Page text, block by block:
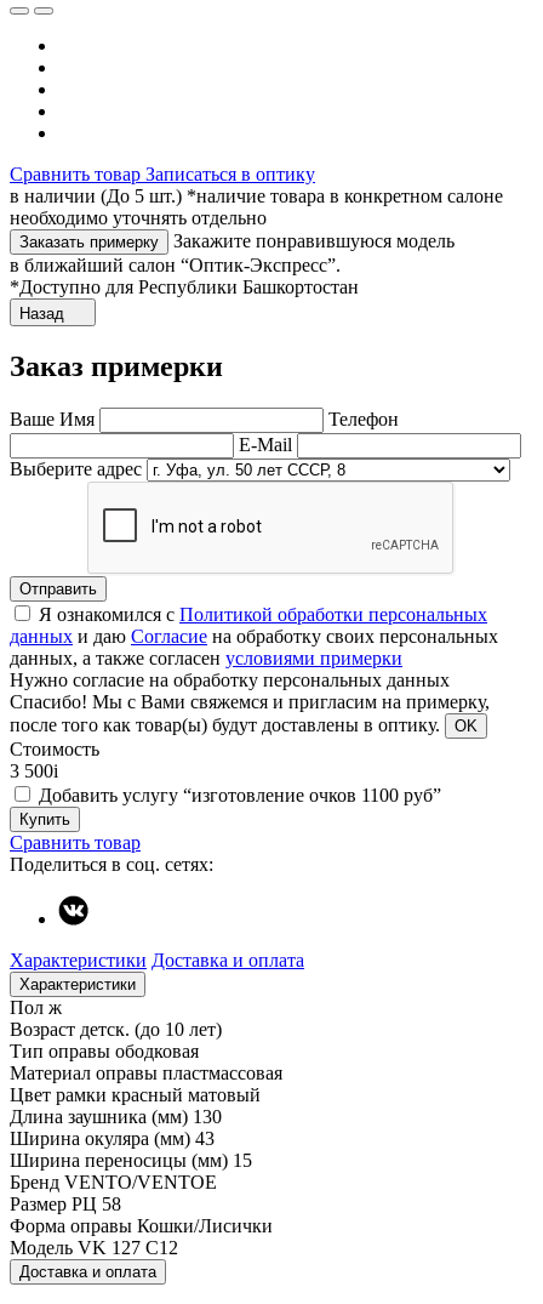
Сравнить товар Записаться в оптику
в наличии (До 5 шт.) *наличие товара в конкретном салоне
необходимо уточнять отдельно
Заказать примерку
Закажите понравившуюся модель
в ближайший салон “Оптик-Экспресс”.
*Доступно для Республики Башкортостан
Назад
Заказ примерки
Ваше Имя
Телефон
E-Mail
Выберите адрес
Отправить
Я ознакомился с Политикой обработки персональных
данных и даю Согласие на обработку своих персональных
данных, а также согласен условиями примерки
Нужно согласие на обработку персональных данных
Спасибо! Мы с Вами свяжемся и пригласим на примерку,
после того как товар(ы) будут доставлены в оптику.
OK
Стоимость
3 500i
Добавить услугу “изготовление очков 1100 руб”
Купить
Сравнить товар
Поделиться в соц. сетях:
Характеристики Доставка и оплата
Характеристики
Пол ж
Возраст детск. (до 10 лет)
Тип оправы ободковая
Материал оправы пластмассовая
Цвет рамки красный матовый
Длина заушника (мм) 130
Ширина окуляра (мм) 43
Ширина переносицы (мм) 15
Бренд VENTO/VENTOE
Размер РЦ 58
Форма оправы Кошки/Лисички
Модель VK 127 C12
Доставка и оплата